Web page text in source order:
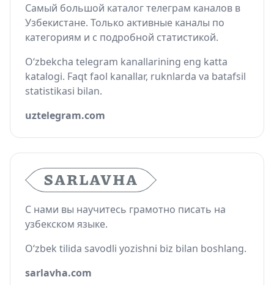
Самый большой каталог телеграм каналов в
Узбекистане. Только активные каналы по
категориям и с подробной статистикой.
O‘zbekcha telegram kanallarining eng katta
katalogi. Faqt faol kanallar, ruknlarda va batafsil
statistikasi bilan.
uztelegram.com
С нами вы научитесь грамотно писать на
узбекском языке.
O‘zbek tilida savodli yozishni biz bilan boshlang.
sarlavha.com